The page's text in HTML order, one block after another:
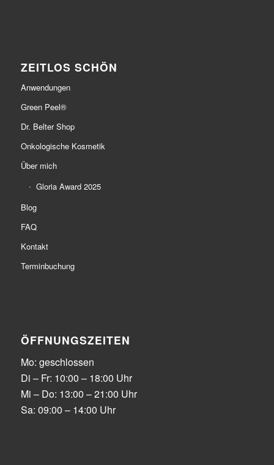
ZEITLOS SCHÖN
Anwendungen
Green Peel®
Dr. Belter Shop
Onkologische Kosmetik
Über mich
Gloria Award 2025
Blog
FAQ
Kontakt
Terminbuchung
ÖFFNUNGSZEITEN
Mo: geschlossen
Di – Fr: 10:00 – 18:00 Uhr
Mi – Do: 13:00 – 21:00 Uhr
Sa: 09:00 – 14:00 Uhr